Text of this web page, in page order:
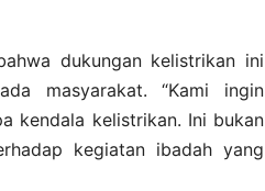
dukungan kelistrikan ini
masyarakat. “Kami ingin
kendala kelistrikan. Ini bukan
kegiatan ibadah yang